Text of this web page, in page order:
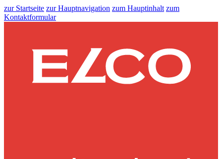
zur Startseite zur Hauptnavigation zum Hauptinhalt zum
Kontaktformular